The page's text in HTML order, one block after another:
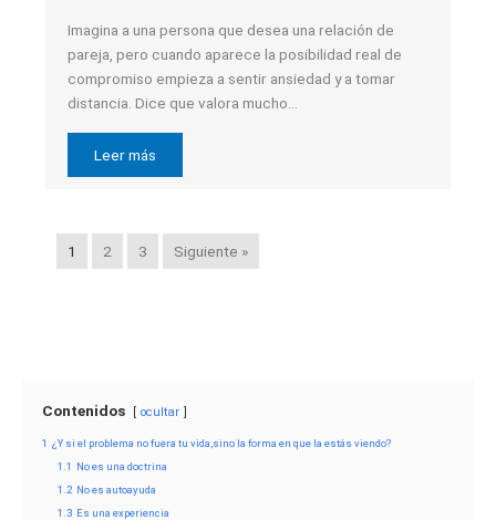
Imagina a una persona que desea una relación de
pareja, pero cuando aparece la posibilidad real de
compromiso empieza a sentir ansiedad y a tomar
distancia. Dice que valora mucho…
Leer más
1 2 3 Siguiente »
Contenidos ocultar
1 ¿Y si el problema no fuera tu vida,sino la forma en que la estás viendo?
1.1
No es una doctrina
1.2 No es autoayuda
1.3 Es una experiencia